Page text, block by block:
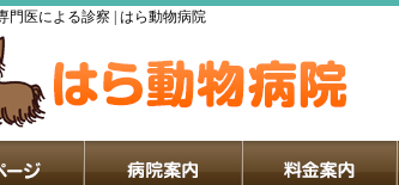
門医による診察 | はら動物病院